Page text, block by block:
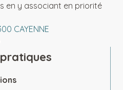
en y associant en priorité
CAYENNE